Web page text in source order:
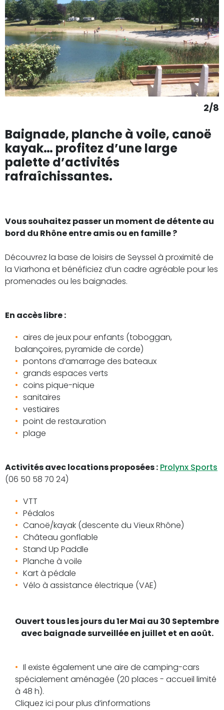
2/8
Baignade, planche à voile, canoë
kayak… profitez d’une large
palette d’activités
rafraîchissantes.
Vous souhaitez passer un moment de détente au
bord du Rhône entre amis ou en famille ?
Découvrez la base de loisirs de Seyssel à proximité de
la Viarhona et bénéficiez d’un cadre agréable pour les
promenades ou les baignades.
En accès libre :
aires de jeux pour enfants (toboggan,
balançoires, pyramide de corde)
pontons d’amarrage des bateaux
grands espaces verts
coins pique-nique
sanitaires
vestiaires
point de restauration
plage
Activités avec locations proposées : Prolynx Sports
(06 50 58 70 24)
VTT
Pédalos
Canoë/kayak (descente du Vieux Rhône)
Château gonflable
Stand Up Paddle
Planche à voile
Kart à pédale
Vélo à assistance électrique (VAE)
Ouvert tous les jours du 1er Mai au 30 Septembre
avec baignade surveillée en juillet et en août.
Il existe également une aire de camping-cars
spécialement aménagée (20 places - accueil limité
à 48 h).
Cliquez ici pour plus d’informations